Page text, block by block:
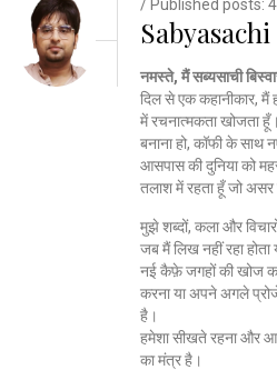
/ Published posts:
नमस्ते, मैं सब्यसाची
दिल से एक कहानीकार, मैं
में रचनात्मकता खोजता
बनाना हो, कॉफी के साथ
आसपास की दुनिया को
तलाश में रहता हूँ जो असर
मुझे शब्दों, कला और
जब मैं लिख नहीं रहा
नई कैफ़े जगहों की खोज
करना या अपने अगले
है।
हमेशा सीखते रहना और
का मंत्र है।